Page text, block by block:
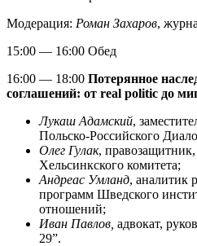
Модерация: Роман Захаров,
15:00 — 16:00 Обед
16:00 — 18:00 Потерянное
соглашений: от real politic до
Лукаш Адамский,
Польско-Российского
Олег Гулак, правозащитник,
Хельсинкского комитета;
Андреас Умланд, аналитик
программ Шведского
отношений;
Иван Павлов, адвокат,
29”.